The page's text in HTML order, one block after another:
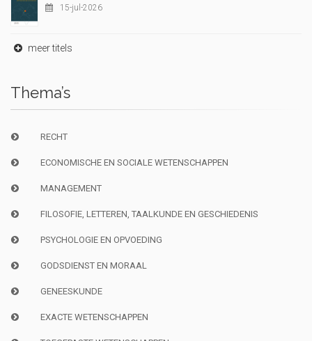
15-jul-2026
meer titels
Thema’s
RECHT
ECONOMISCHE EN SOCIALE WETENSCHAPPEN
MANAGEMENT
FILOSOFIE, LETTEREN, TAALKUNDE EN GESCHIEDENIS
PSYCHOLOGIE EN OPVOEDING
GODSDIENST EN MORAAL
GENEESKUNDE
EXACTE WETENSCHAPPEN